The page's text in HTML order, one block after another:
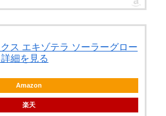
ス エキゾテラ ソーラーグロー
細を見る
Amazon
楽天